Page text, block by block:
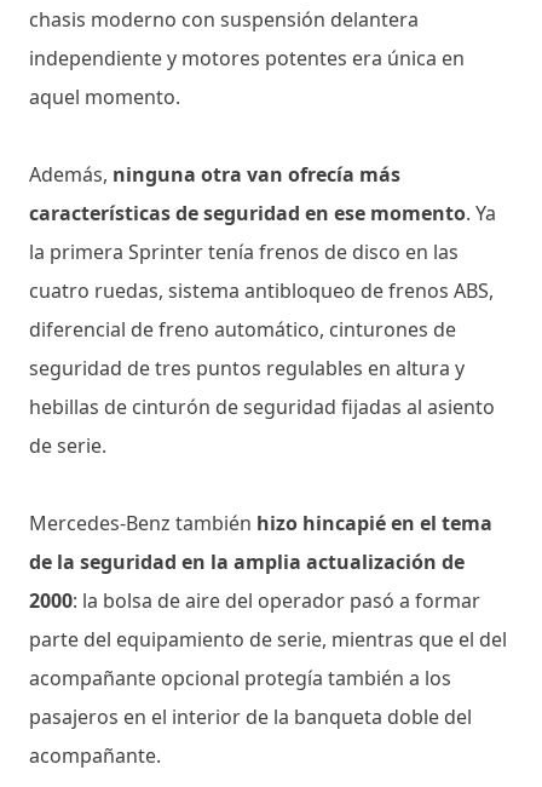
chasis moderno con suspensión delantera
independiente y motores potentes era única en
aquel momento.
Además, ninguna otra van ofrecía más
características de seguridad en ese momento. Ya
la primera Sprinter tenía frenos de disco en las
cuatro ruedas, sistema antibloqueo de frenos ABS,
diferencial de freno automático, cinturones de
seguridad de tres puntos regulables en altura y
hebillas de cinturón de seguridad fijadas al asiento
de serie.
Mercedes-Benz también hizo hincapié en el tema
de la seguridad en la amplia actualización de
2000: la bolsa de aire del operador pasó a formar
parte del equipamiento de serie, mientras que el del
acompañante opcional protegía también a los
pasajeros en el interior de la banqueta doble del
acompañante.